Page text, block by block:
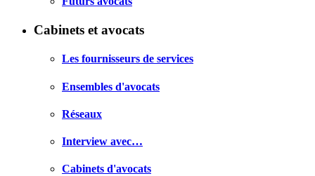
Cabinets et avocats
Les fournisseurs de services
Ensembles d'avocats
Réseaux
Interview avec…
Cabinets d'avocats